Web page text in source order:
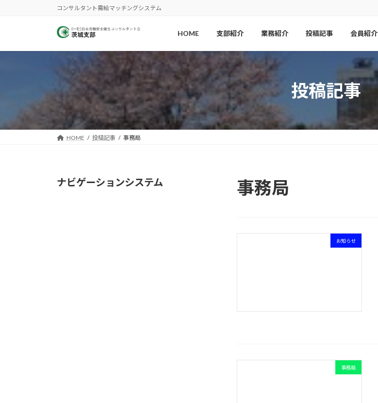
コンサルタント需給マッチングシステム
HOME 支部紹介 業務紹介 投稿記事 会員紹介
投稿記事
HOME 投稿記事 事務局
事務局
お知らせ
事務局
ナビゲーションシステム